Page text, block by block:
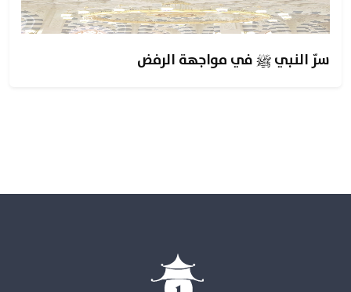
سرّ النبي ﷺ في مواجهة الرفض